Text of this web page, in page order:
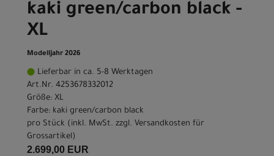
kaki green/carbon black -
XL
Modelljahr 2026
Lieferbar in ca. 5-8 Werktagen
Art.Nr. 4253678332012
Größe: XL
Farbe: kaki green/carbon black
pro Stück (inkl. MwSt. zzgl. Versandkosten für
Grossartikel)
2.699,00 EUR